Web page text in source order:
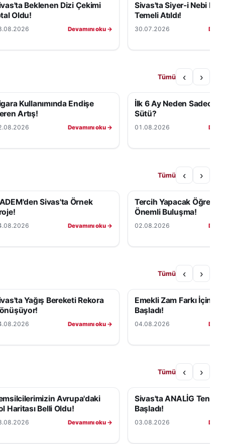
Beklenen Dizi Çekimi
Oldu!
Devamını oku →
Sivas'ta Siyer-i Nebi
Temeli Atıldı!
30.07.2026
Tümü ‹ ›
Kullanımında Endişe
Artış!
Devamını oku →
İlk 6 Ay Neden Sadece
Sütü?
01.08.2026
Tümü ‹ ›
Sivas'ta Örnek
Devamını oku →
Tercih Yapacak
Önemli Buluşma!
02.08.2026
Tümü ‹ ›
Yağış Bereketi Rekora
Devamını oku →
Emekli Zam Farkı İçin
Başladı!
04.08.2026
Tümü ‹ ›
Avrupa'daki
Haritası Belli Oldu!
Devamını oku →
Sivas'ta ANALİG Tenis
Başladı!
03.08.2026